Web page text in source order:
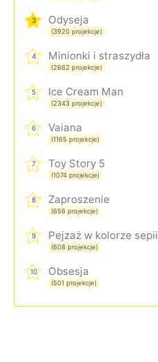
3 Odyseja
(3920 projekcje)
4 Minionki i straszydła
(2662 projekcje)
5 Ice Cream Man
(2343 projekcje)
6 Vaiana
(1165 projekcje)
7 Toy Story 5
(1074 projekcje)
8 Zaproszenie
(656 projekcje)
9 Pejzaż w kolorze sepii
(608 projekcje)
10 Obsesja
(501 projekcje)